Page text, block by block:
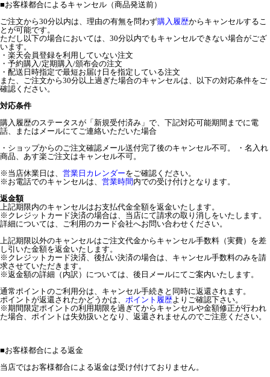
■お客様都合によるキャンセル（商品発送前）
ご注文から30分以内は、理由の有無を問わず購入履歴からキャンセルするこ
とが可能です。
ただし以下の場合においては、30分以内でもキャンセルできない場合がござ
います。
・楽天会員登録を利用していない注文
・予約購入/定期購入/頒布会の注文
・配送日時指定で最短お届け日を指定している注文
また、ご注文から30分以上過ぎた場合のキャンセルは、以下の対応条件をご
確認ください。
対応条件
購入履歴のステータスが「新規受付済み」で、下記対応可能期間までに電
話、またはメールにてご連絡いただいた場合
・ショップからのご注文確認メール送付完了後のキャンセル不可。 ・名入れ
商品、あす楽ご注文はキャンセル不可。
※当店休業日は、 営業日カレンダーをご確認ください。
※お電話でのキャンセルは、 営業時間 内での受け付けとなります。
返金額
上記期限内のキャンセルはお支払代金全額を返金いたします。
※クレジットカード決済の場合は、当店にて請求の取り消しをいたします。
詳細については、ご利用のカード会社へお問い合わせください。
上記期限以外のキャンセルはご注文代金からキャンセル手数料（実費）を差
し引いた金額を返金いたします。
※クレジットカード決済、後払い決済の場合は、キャンセル手数料のみを請
求させていただきます。
※返金額の詳細（内訳）については、後日メールにてご案内いたします。
通常ポイントのご利用分は、キャンセル手続きと同時に返還されます。
ポイントが返還されたかどうかは、 ポイント履歴よりご確認下さい。
※期間限定ポイントの利用期限を過ぎてからキャンセルや金額修正が行われ
た場合、ポイントは失効扱いとなり、返還されませんのでご注意ください。
■お客様都合による返金
当店ではお客様都合による返金は受け付けておりません。